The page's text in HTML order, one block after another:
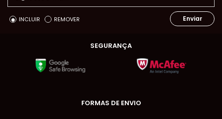
INCLUIR REMOVER Enviar
SEGURANÇA
FORMAS DE ENVIO